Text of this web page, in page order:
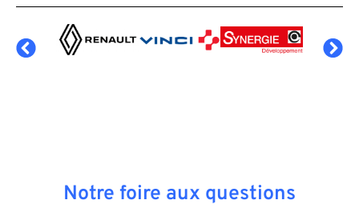
Notre foire aux questions